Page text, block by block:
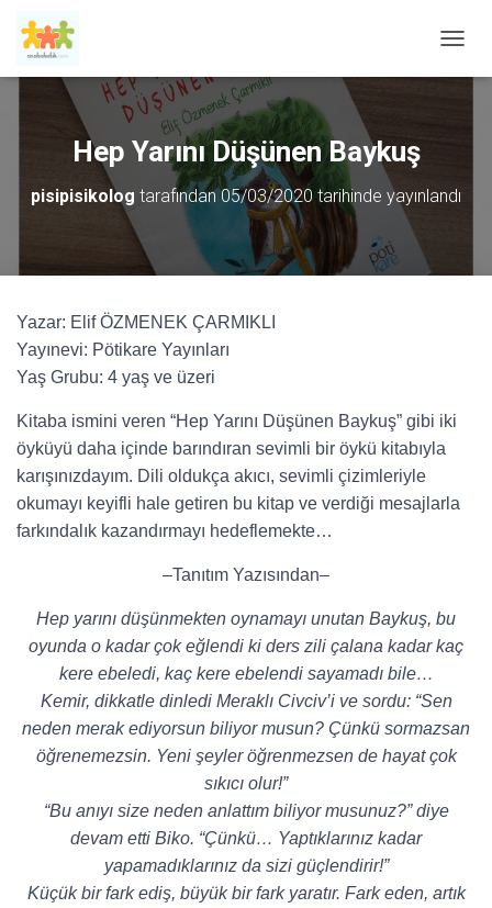
E
Ç
Hep Yarını Düşünen Baykuş
pisipisikolog tarafından05/03/2020 tarihinde yayınlandı
Yazar: Elif ÖZMENEK ÇARMIKLI
Yayınevi: Pötikare Yayınları
Yaş Grubu: 4 yaş ve üzeri
Kitaba ismini veren “Hep Yarını Düşünen Baykuş” gibi iki
öyküyü daha içinde barındıran sevimli bir öykü kitabıyla
karışınızdayım. Dili oldukça akıcı, sevimli çizimleriyle
okumayı keyifli hale getiren bu kitap ve verdiği mesajlarla
farkındalık kazandırmayı hedeflemekte…
–Tanıtım Yazısından–
Hep yarını düşünmekten oynamayı unutan Baykuş, bu
oyunda o kadar çok eğlendi ki ders zili çalana kadar kaç
kere ebeledi, kaç kere ebelendi sayamadı bile…
Kemir, dikkatle dinledi Meraklı Civciv’i ve sordu: “Sen
neden merak ediyorsun biliyor musun? Çünkü sormazsan
öğrenemezsin. Yeni şeyler öğrenmezsen de hayat çok
sıkıcı olur!”
“Bu anıyı size neden anlattım biliyor musunuz?” diye
devam etti Biko. “Çünkü… Yaptıklarınız kadar
yapamadıklarınız da sizi güçlendirir!”
Küçük bir fark ediş, büyük bir fark yaratır. Fark eden, artık